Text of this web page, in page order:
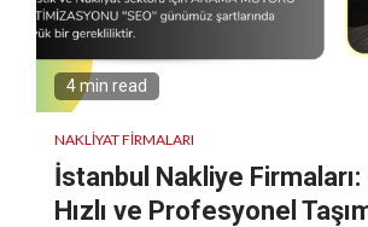
4 min read
NAKLIYAT FIRMALARI
İstanbul Nakliye Firmaları:
Hızlı ve Profesyonel